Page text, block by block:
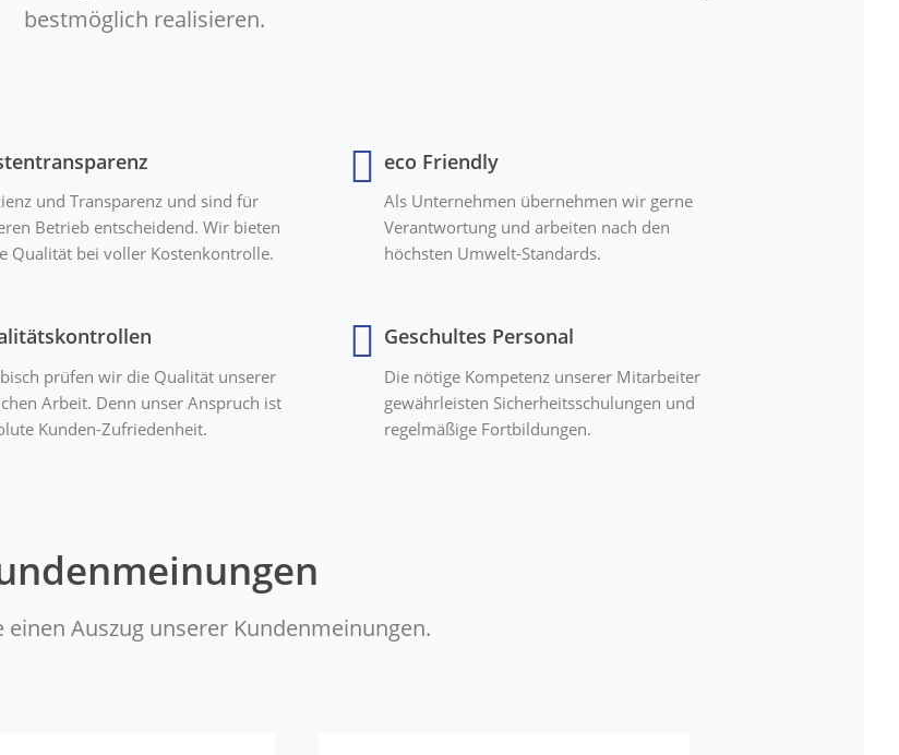
bestmöglich realisieren.
und Transparenz und sind für
Betrieb entscheidend. Wir bieten
Qualität bei voller Kostenkontrolle.
prüfen wir die Qualität unserer
Arbeit. Denn unser Anspruch ist
Kunden-Zufriedenheit.
eco Friendly
Als Unternehmen übernehmen wir gerne
Verantwortung und arbeiten nach den
höchsten Umwelt-Standards.
Geschultes Personal
Die nötige Kompetenz unserer Mitarbeiter
gewährleisten Sicherheitsschulungen und
regelmäßige Fortbildungen.
einen Auszug unserer Kundenmeinungen.